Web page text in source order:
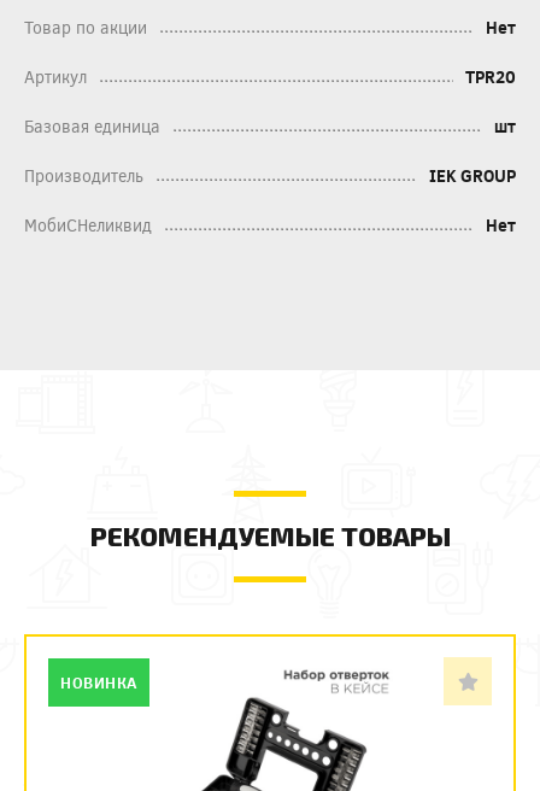
Товар по акции Нет
Артикул TPR20
Базовая единица шт
Производитель IEK GROUP
МобиСНеликвид Нет
РЕКОМЕНДУЕМЫЕ ТОВАРЫ
НОВИНКА